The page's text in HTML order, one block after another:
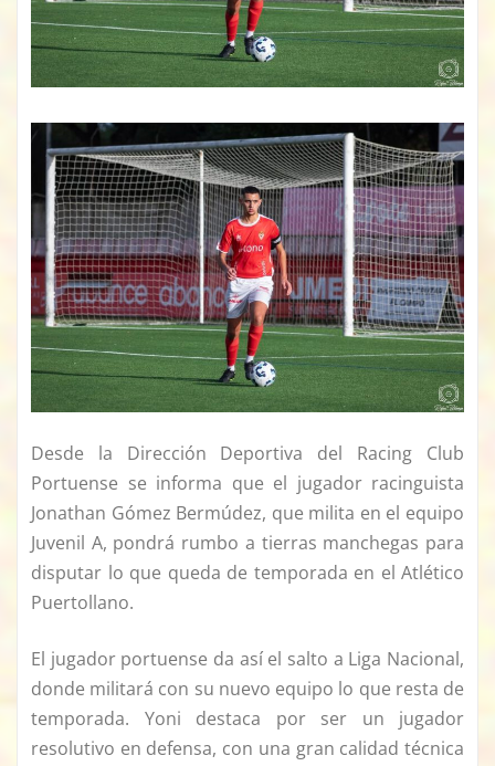
Desde la Dirección Deportiva del Racing Club
Portuense se informa que el jugador racinguista
Jonathan Gómez Bermúdez, que milita en el equipo
Juvenil A, pondrá rumbo a tierras manchegas para
disputar lo que queda de temporada en el Atlético
Puertollano.
El jugador portuense da así el salto a Liga Nacional,
donde militará con su nuevo equipo lo que resta de
temporada. Yoni destaca por ser un jugador
resolutivo en defensa, con una gran calidad técnica